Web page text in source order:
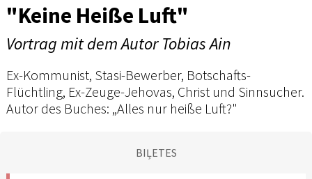
"Keine Heiße Luft"
Vortrag mit dem Autor Tobias Ain
Ex-Kommunist, Stasi-Bewerber, Botschafts-
Flüchtling, Ex-Zeuge-Jehovas, Christ und Sinnsucher.
Autor des Buches: „Alles nur heiße Luft?"
BIĻETES